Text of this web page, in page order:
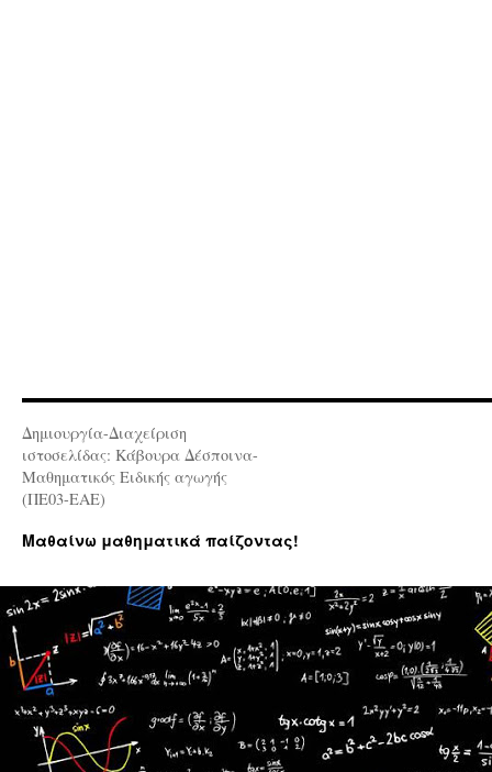
Δημιουργία-Διαχείριση
ιστοσελίδας: Κάβουρα Δέσποινα-
Μαθηματικός Ειδικής αγωγής
(ΠΕ03-ΕΑΕ)
Μαθαίνω μαθηματικά παίζοντας!